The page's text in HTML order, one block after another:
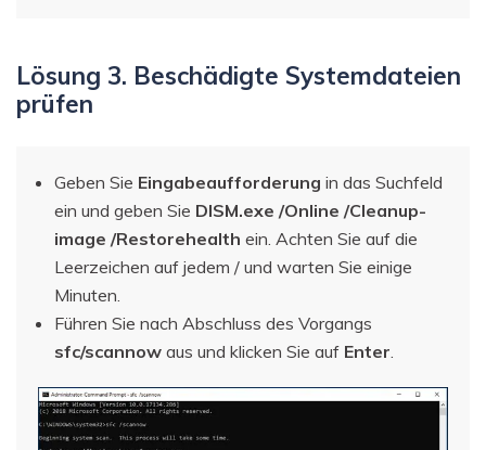
Lösung 3. Beschädigte Systemdateien
prüfen
Geben Sie Eingabeaufforderung in das Suchfeld
ein und geben Sie DISM.exe /Online /Cleanup-
image /Restorehealth ein. Achten Sie auf die
Leerzeichen auf jedem / und warten Sie einige
Minuten.
Führen Sie nach Abschluss des Vorgangs
sfc/scannow aus und klicken Sie auf Enter.